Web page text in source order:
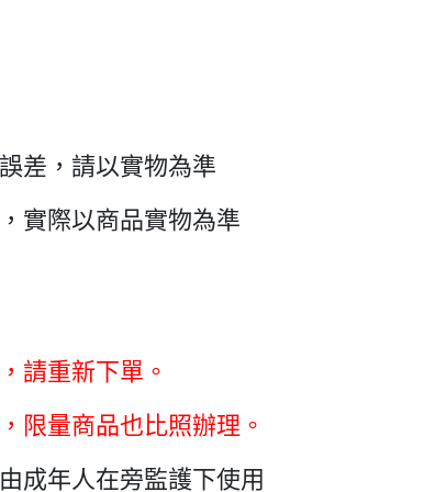
差，請以實物為準
實際以商品實物為準
請重新下單。
限量商品也比照辦理。
成年人在旁監護下使用